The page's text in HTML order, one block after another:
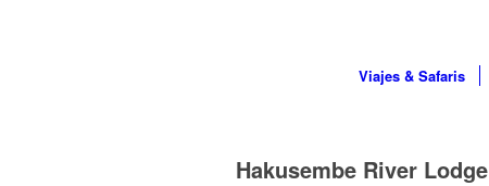
Viajes & Safaris
Hakusembe River Lodge